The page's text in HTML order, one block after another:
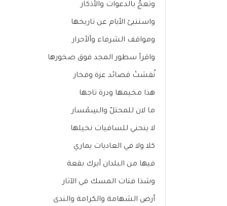
وتعجّ بالدعوات والأذكار
واستنبئ الأيام عن تاريخها
ومواقف الشرفاء وألأحرار
واقرأ سطور المجد فوق صخورها
نُقشتْ قصائد عزة وفخار
هذا مخيمها ودرة تاجها
ما لان للمحتلّ والسِمْسار
لا ينحني للسافيات نخيلها
كلا ولا في العاديات يماري
فيها من البلدان أبرك بقعة
وشذا فتات المسك في الآثار
أرض الشهامة والكرامة والندى